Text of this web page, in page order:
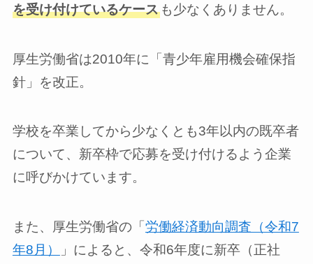
を受け付けているケースも少なくありません。
厚生労働省は2010年に「青少年雇用機会確保指
針」を改正。
学校を卒業してから少なくとも3年以内の既卒者
について、新卒枠で応募を受け付けるよう企業
に呼びかけています。
また、厚生労働省の「 労働経済動向調査（令和7
年8月）
」によると、令和6年度に新卒（正社